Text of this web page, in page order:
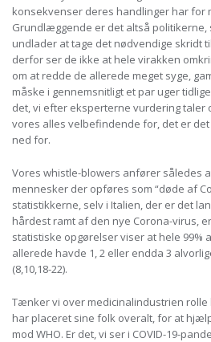
konsekvenser deres handlinger har for
Grundlæggende er det altså politikerne,
undlader at tage det nødvendige skridt
derfor ser de ikke at hele virakken
om at redde de allerede meget syge,
måske i gennemsnitligt et par uger
det, vi efter eksperterne vurdering taler
vores alles velbefindende for, det er
ned for.
Vores whistle-blowers anfører således
mennesker der opføres som “døde af
statistikkerne, selv i Italien, der er det
hårdest ramt af den nye Corona-virus,
statistiske opgørelser viser at hele 99%
allerede havde 1, 2 eller endda 3
(8,10,18-22).
Tænker vi over medicinalindustrien
har placeret sine folk overalt, for at
mod WHO. Er det, vi ser i COVID-19-